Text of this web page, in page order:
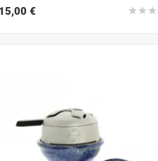
  
15,00 €